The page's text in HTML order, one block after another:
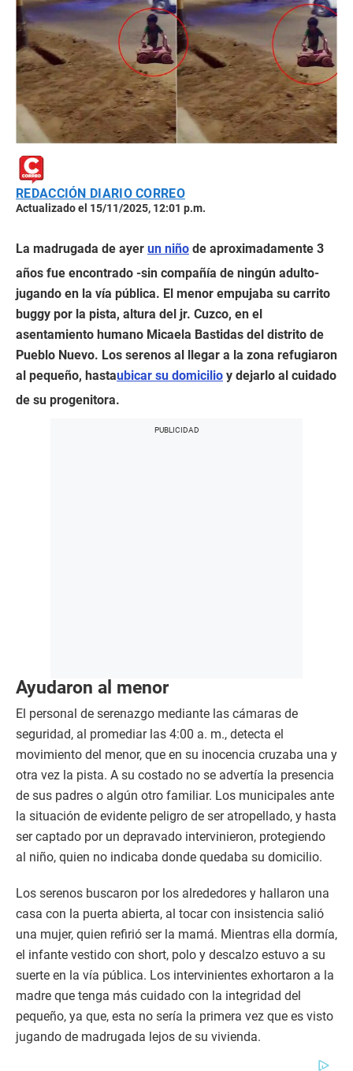
REDACCIÓN DIARIO CORREO
Actualizado el 15/11/2025, 12:01 p.m.
La madrugada de ayer un niño de aproximadamente 3
años fue encontrado -sin compañía de ningún adulto-
jugando en la vía pública. El menor empujaba su carrito
buggy por la pista, altura del jr. Cuzco, en el
asentamiento humano Micaela Bastidas del distrito de
Pueblo Nuevo. Los serenos al llegar a la zona refugiaron
al pequeño, hastaubicar su domicilio y dejarlo al cuidado
de su progenitora.
Ayudaron al menor
El personal de serenazgo mediante las cámaras de
seguridad, al promediar las 4:00 a. m., detecta el
movimiento del menor, que en su inocencia cruzaba una y
otra vez la pista. A su costado no se advertía la presencia
de sus padres o algún otro familiar. Los municipales ante
la situación de evidente peligro de ser atropellado, y hasta
ser captado por un depravado intervinieron, protegiendo
al niño, quien no indicaba donde quedaba su domicilio.
Los serenos buscaron por los alrededores y hallaron una
casa con la puerta abierta, al tocar con insistencia salió
una mujer, quien refirió ser la mamá. Mientras ella dormía,
el infante vestido con short, polo y descalzo estuvo a su
suerte en la vía pública. Los intervinientes exhortaron a la
madre que tenga más cuidado con la integridad del
pequeño, ya que, esta no sería la primera vez que es visto
jugando de madrugada lejos de su vivienda.